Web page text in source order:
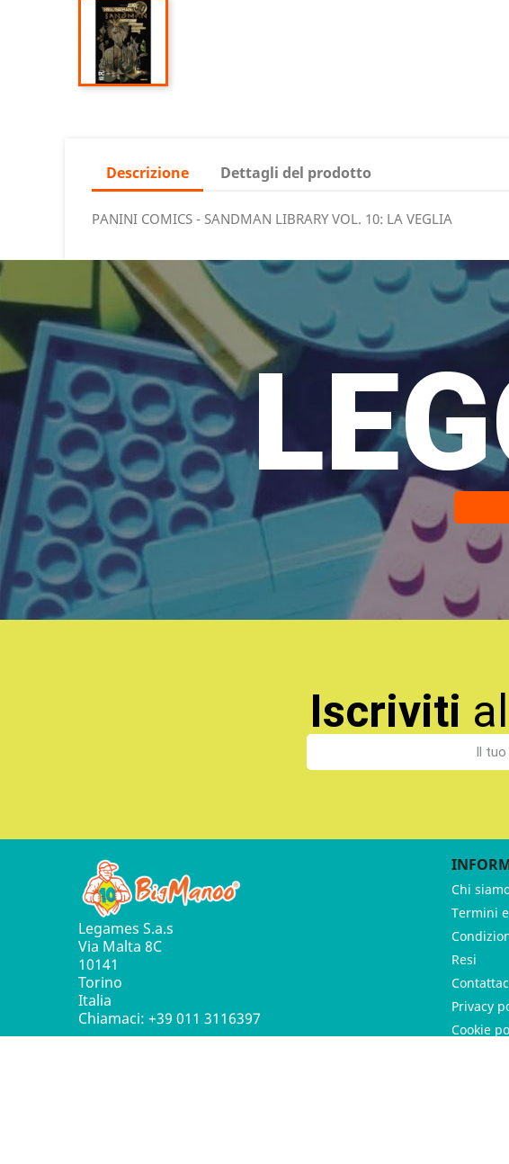
Descrizione Dettagli del prodotto
PANINI COMICS - SANDMAN LIBRARY VOL. 10: LA VEGLIA
Iscriviti
Legames S.a.s
Via Malta 8C
10141
Torino
Italia
Chiamaci: +39 011 3116397
Chi
Termini
Resi
Privacy
Cookie